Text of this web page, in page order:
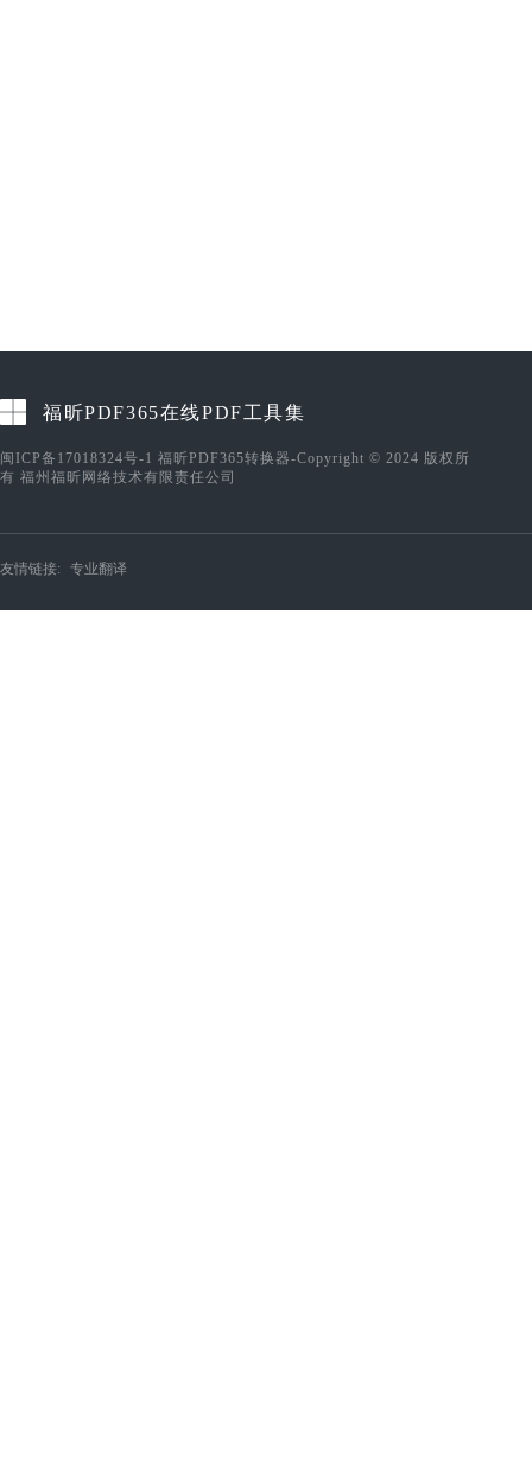
福昕PDF365在线PDF工具集
闽ICP备17018324号-1 福昕PDF365转换器-Copyright © 2024 版权所
有 福州福昕网络技术有限责任公司
友情链接: 专业翻译